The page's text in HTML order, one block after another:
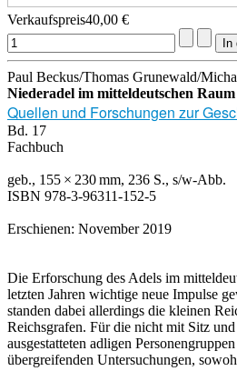
Verkaufspreis40,00 €
Paul Beckus/Thomas Grunewald/
Niederadel im mitteldeutschen
Quellen und Forschungen zur
Bd. 17
Fachbuch
geb., 155 × 230 mm, 236 S., s/w-Abb.
ISBN 978-3-96311-152-5
Erschienen: November 2019
Die Erforschung des Adels im
letzten Jahren wichtige neue Impulse
standen dabei allerdings die kleinen
Reichsgrafen. Für die nicht mit Sitz
ausgestatteten adligen
übergreifenden Untersuchungen,